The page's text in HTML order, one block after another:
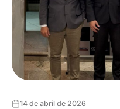
14 de abril de 2026